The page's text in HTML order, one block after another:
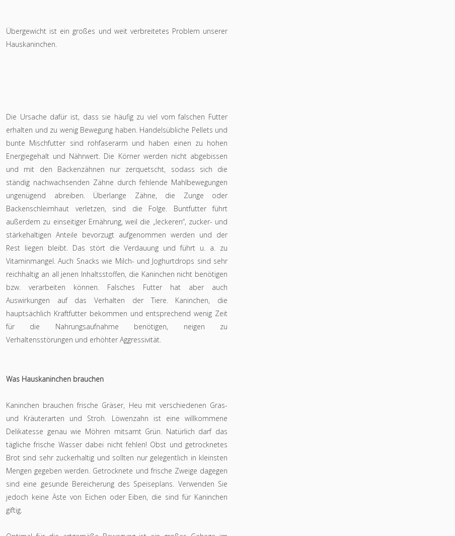
Übergewicht ist ein großes und weit verbreitetes Problem unserer
Hauskaninchen.
Die Ursache dafür ist, dass sie häufig zu viel vom falschen Futter
erhalten und zu wenig Bewegung haben. Handelsübliche Pellets und
bunte Mischfutter sind rohfaserarm und haben einen zu hohen
Energiegehalt und Nährwert. Die Körner werden nicht abgebissen
und mit den Backenzähnen nur zerquetscht, sodass sich die
ständig nachwachsenden Zähne durch fehlende Mahlbewegungen
ungenügend abreiben. Überlange Zähne, die Zunge oder
Backenschleimhaut verletzen, sind die Folge. Buntfutter führt
außerdem zu einseitiger Ernährung, weil die „leckeren“, zucker- und
stärkehaltigen Anteile bevorzugt aufgenommen werden und der
Rest liegen bleibt. Das stört die Verdauung und führt u. a. zu
Vitaminmangel. Auch Snacks wie Milch- und Joghurtdrops sind sehr
reichhaltig an all jenen Inhaltsstoffen, die Kaninchen nicht benötigen
bzw. verarbeiten können. Falsches Futter hat aber auch
Auswirkungen auf das Verhalten der Tiere. Kaninchen, die
hauptsächlich Kraftfutter bekommen und entsprechend wenig Zeit
für die Nahrungsaufnahme benötigen, neigen zu
Verhaltensstörungen und erhöhter Aggressivität.
Was Hauskaninchen brauchen
Kaninchen brauchen frische Gräser, Heu mit verschiedenen Gras-
und Kräuterarten und Stroh. Löwenzahn ist eine willkommene
Delikatesse genau wie Möhren mitsamt Grün. Natürlich darf das
tägliche frische Wasser dabei nicht fehlen! Obst und getrocknetes
Brot sind sehr zuckerhaltig und sollten nur gelegentlich in kleinsten
Mengen gegeben werden. Getrocknete und frische Zweige dagegen
sind eine gesunde Bereicherung des Speiseplans. Verwenden Sie
jedoch keine Äste von Eichen oder Eiben, die sind für Kaninchen
giftig.